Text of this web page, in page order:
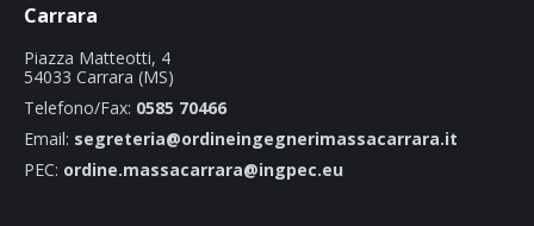
Carrara
Piazza Matteotti, 4
54033 Carrara (MS)
Telefono/Fax: 0585 70466
Email: segreteria@ordineingegnerimassacarrara.it
PEC: ordine.massacarrara@ingpec.eu